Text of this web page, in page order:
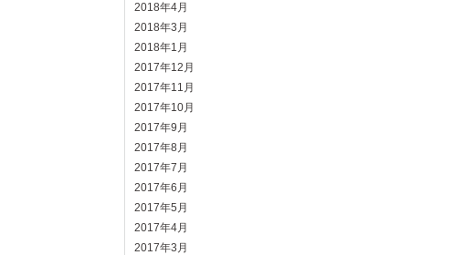
2018年4月
2018年3月
2018年1月
2017年12月
2017年11月
2017年10月
2017年9月
2017年8月
2017年7月
2017年6月
2017年5月
2017年4月
2017年3月